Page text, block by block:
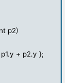
p2)
+ p2.y };